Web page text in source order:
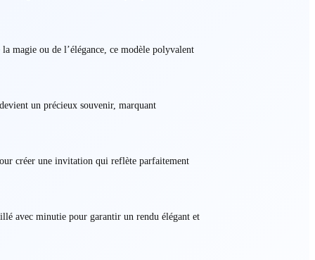
magie ou de l’élégance, ce modèle polyvalent
un précieux souvenir, marquant
créer une invitation qui reflète parfaitement
avec minutie pour garantir un rendu élégant et